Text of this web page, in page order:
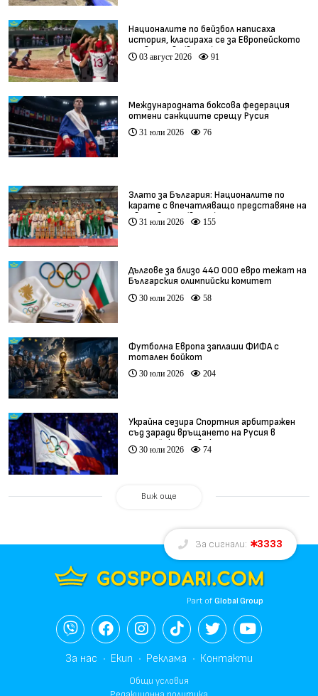
Националите по бейзбол написаха
история, класираха се за Европейското
първенство (видео)
03 август 2026 91
Международната боксова федерация
отмени санкциите срещу Русия
31 юли 2026 76
Злато за България: Националите по
карате с впечатляващо представяне на
Световното (видео)
31 юли 2026 155
Дългове за близо 440 000 евро тежат на
Българския олимпийски комитет
30 юли 2026 58
Футболна Европа заплаши ФИФА с
тотален бойкот
30 юли 2026 204
Украйна сезира Спортния арбитражен
съд заради връщането на Русия в
олимпийското движение
30 юли 2026 74
Виж още
За сигнали: 3333
Part ofGlobal Group
За нас Екип Реклама Контакти
Общи условия